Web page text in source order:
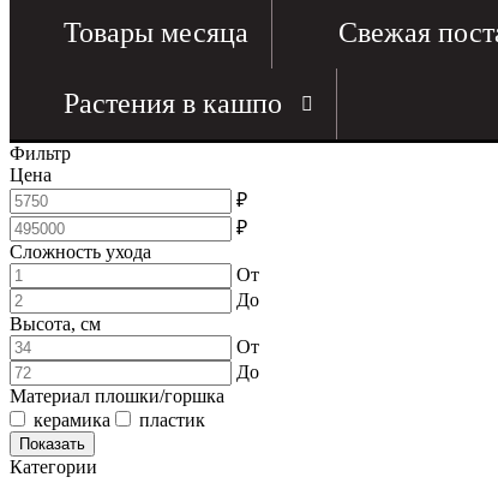
Товары месяца Свежая
Растения в кашпо
Фильтр
Цена
₽
₽
Сложность ухода
От
До
Высота, см
От
До
Материал плошки/горшка
керамика
пластик
Показать
Категории